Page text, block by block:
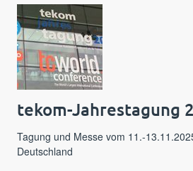
tekom-Jahrestagung
Tagung und Messe vom 11.-
Deutschland